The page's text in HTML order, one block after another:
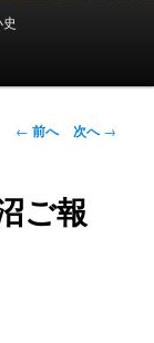
投
ビ
ゲ
← 前へ 次へ→
ご報